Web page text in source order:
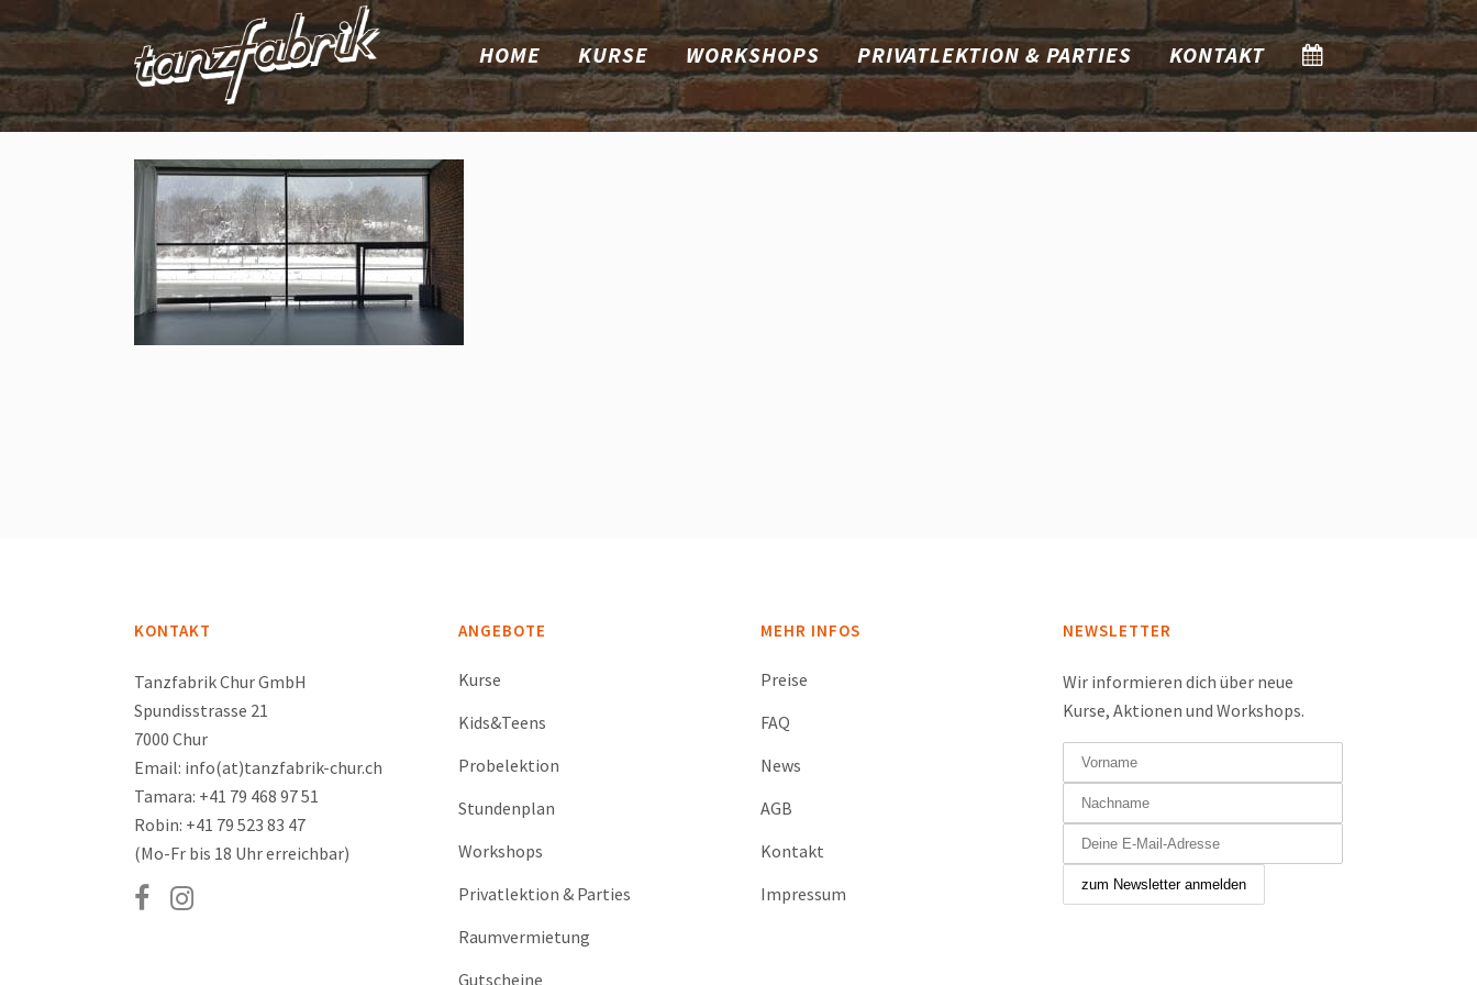
HOME KURSE WORKSHOPS PRIVATLEKTION & PARTIES KONTAKT
KONTAKT
Tanzfabrik Chur GmbH
Spundisstrasse 21
7000 Chur
Email: info(at)tanzfabrik-chur.ch
Tamara: +41 79 468 97 51
Robin: +41 79 523 83 47
(Mo-Fr bis 18 Uhr erreichbar)
ANGEBOTE
Kurse
Kids&Teens
Probelektion
Stundenplan
Workshops
Privatlektion & Parties
Raumvermietung
Gutscheine
MEHR INFOS
Preise
FAQ
News
AGB
Kontakt
Impressum
NEWSLETTER
Wir informieren dich über neue
Kurse, Aktionen und Workshops.